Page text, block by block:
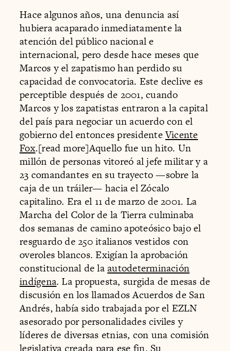
Hace algunos años, una denuncia así
hubiera acaparado inmediatamente la
atención del público nacional e
internacional, pero desde hace meses que
Marcos y el zapatismo han perdido su
capacidad de convocatoria. Este declive es
perceptible después de 2001, cuando
Marcos y los zapatistas entraron a la capital
del país para negociar un acuerdo con el
gobierno del entonces presidenteVicente
Fox.[read more]Aquello fue un hito. Un
millón de personas vitoreó al jefe militar y a
23 comandantes en su trayecto —sobre la
caja de un tráiler— hacia el Zócalo
capitalino. Era el 11 de marzo de 2001. La
Marcha del Color de la Tierra culminaba
dos semanas de camino apoteósico bajo el
resguardo de 250 italianos vestidos con
overoles blancos. Exigían la aprobación
constitucional de laautodeterminación
indígena. La propuesta, surgida de mesas de
discusión en los llamados Acuerdos de San
Andrés, había sido trabajada por el EZLN
asesorado por personalidades civiles y
líderes de diversas etnias, con una comisión